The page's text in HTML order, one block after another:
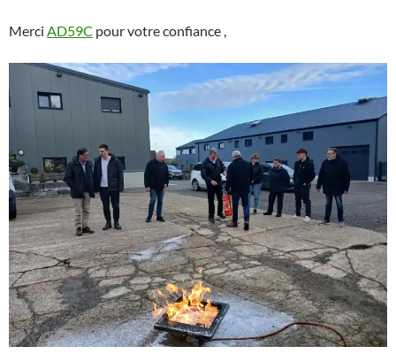
Merci AD59C pour votre confiance ,